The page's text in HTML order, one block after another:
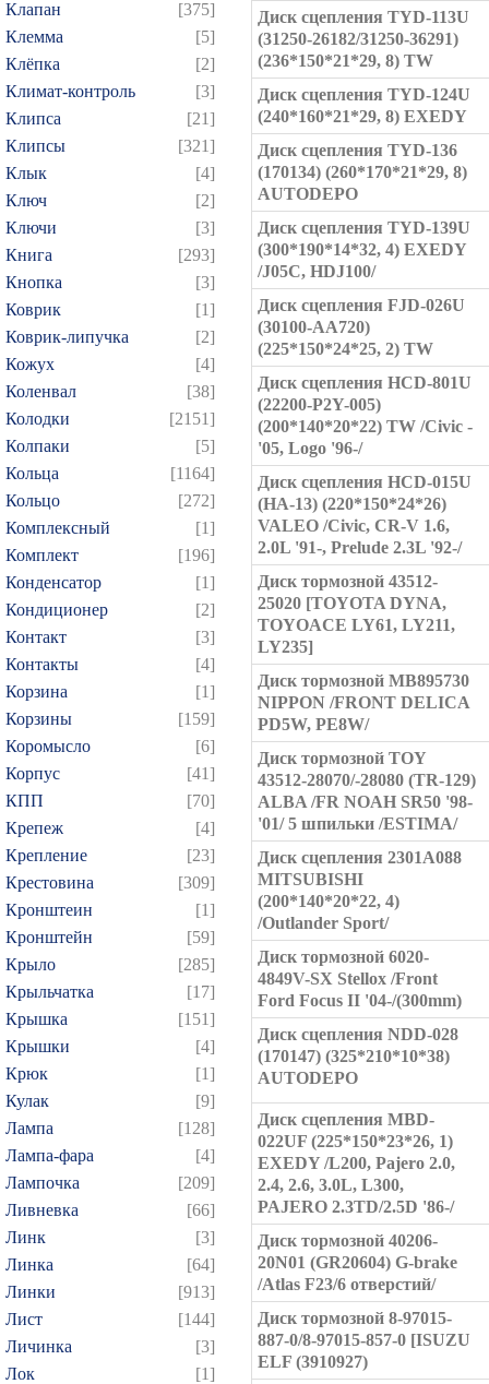
Клапан
[375]
Клемма
[5]
Клёпка
[2]
Климат-контроль
[3]
Клипса
[21]
Клипсы
[321]
Клык
[4]
Ключ
[2]
Ключи
[3]
Книга
[293]
Кнопка
[3]
Коврик
[1]
Коврик-липучка
[2]
Кожух
[4]
Коленвал
[38]
Колодки
[2151]
Колпаки
[5]
Кольца
[1164]
Кольцо
[272]
Комплексный
[1]
Комплект
[196]
Конденсатор
[1]
Кондиционер
[2]
Контакт
[3]
Контакты
[4]
Корзина
[1]
Корзины
[159]
Коромысло
[6]
Корпус
[41]
КПП
[70]
Крепеж
[4]
Крепление
[23]
Крестовина
[309]
Кронштеин
[1]
Кронштейн
[59]
Крыло
[285]
Крыльчатка
[17]
Крышка
[151]
Крышки
[4]
Крюк
[1]
Кулак
[9]
Лампа
[128]
Лампа-фара
[4]
Лампочка
[209]
Ливневка
[66]
Линк
[3]
Линка
[64]
Линки
[913]
Лист
[144]
Личинка
[3]
Лок
[1]
Диск сцепления TYD-113U
(31250-26182/31250-36291)
(236*150*21*29, 8) TW
Диск сцепления TYD-124U
(240*160*21*29, 8) EXEDY
Диск сцепления TYD-136
(170134) (260*170*21*29, 8)
AUTODEPO
Диск сцепления TYD-139U
(300*190*14*32, 4) EXEDY
/J05C, HDJ100/
Диск сцепления FJD-026U
(30100-AA720)
(225*150*24*25, 2) TW
Диск сцепления HCD-801U
(22200-P2Y-005)
(200*140*20*22) TW /Civic -
'05, Logo '96-/
Диск сцепления HCD-015U
(HA-13) (220*150*24*26)
VALEO /Civic, CR-V 1.6,
2.0L '91-, Prelude 2.3L '92-/
Диск тормозной 43512-
25020 [TOYOTA DYNA,
TOYOACE LY61, LY211,
LY235]
Диск тормозной MB895730
NIPPON /FRONT DELICA
PD5W, PE8W/
Диск тормозной TOY
43512-28070/-28080 (TR-129)
ALBA /FR NOAH SR50 '98-
'01/ 5 шпильки /ESTIMA/
Диск сцепления 2301A088
MITSUBISHI
(200*140*20*22, 4)
/Outlander Sport/
Диск тормозной 6020-
4849V-SX Stellox /Front
Ford Focus II '04-/(300mm)
Диск сцепления NDD-028
(170147) (325*210*10*38)
AUTODEPO
Диск сцепления MBD-
022UF (225*150*23*26, 1)
EXEDY /L200, Pajero 2.0,
2.4, 2.6, 3.0L, L300,
PAJERO 2.3TD/2.5D '86-/
Диск тормозной 40206-
20N01 (GR20604) G-brake
/Atlas F23/6 отверстий/
Диск тормозной 8-97015-
887-0/8-97015-857-0 [ISUZU
ELF (3910927)